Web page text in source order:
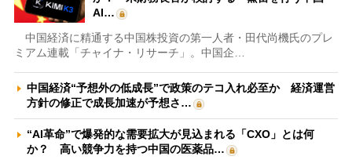
AI…
中国経済に精通する中国株投資の第一人者・田代尚機氏のプレ
ミアム連載「チャイナ・リサーチ」。中国企…
中国経済“予想外の低成長”で政策のテコ入れ必至か 経済運営
方針の修正で成長加速が予想さ…
“AI革命”で爆発的な需要拡大が見込まれる「CXO」とは何
か？ 高い競争力を持つ中国の医薬品…